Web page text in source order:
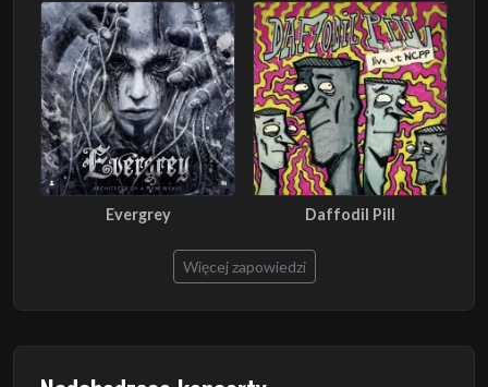
Evergrey Daffodil Pill
Więcej zapowiedzi